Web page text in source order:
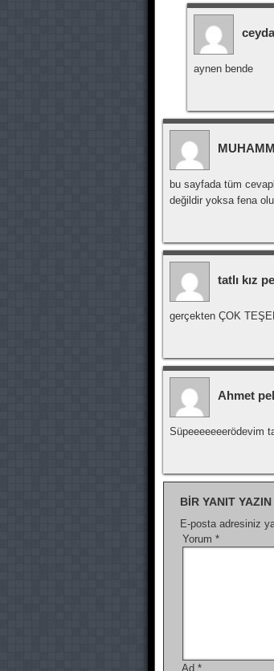
ceyda
aynen bende
bu sayfada tüm
değildir yoksa fena
tatlı kız
gerçekten ÇOK
Ahmet
Süpeeeeeeerödevim
BIR YANIT YAZIN
E-posta adresiniz
Yorum *
Ad *